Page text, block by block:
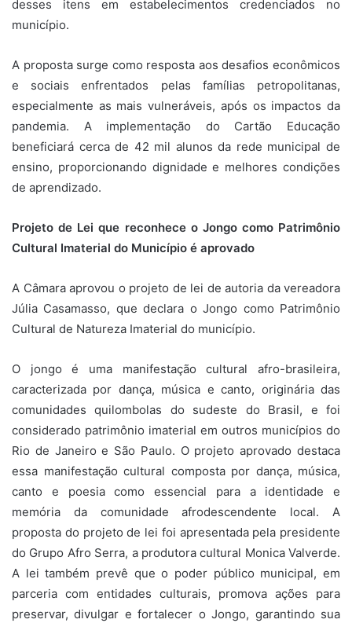
desses itens em estabelecimentos credenciados no
município.
A proposta surge como resposta aos desafios econômicos
e sociais enfrentados pelas famílias petropolitanas,
especialmente as mais vulneráveis, após os impactos da
pandemia. A implementação do Cartão Educação
beneficiará cerca de 42 mil alunos da rede municipal de
ensino, proporcionando dignidade e melhores condições
de aprendizado.
Projeto de Lei que reconhece o Jongo como Patrimônio
Cultural Imaterial do Município é aprovado
A Câmaraaprovou o projeto de lei de autoria da vereadora
Júlia Casamasso, que declara o Jongo como Patrimônio
Cultural de Natureza Imaterial do município.
O jongo é uma manifestação cultural afro-brasileira,
caracterizada por dança, música e canto, originária das
comunidades quilombolas do sudeste do Brasil, e foi
considerado patrimônio imaterial em outros municípios do
Rio de Janeiro e São Paulo. O projeto aprovado destaca
essa manifestação cultural composta por dança, música,
canto e poesia como essencial para a identidade e
memória da comunidade afrodescendente local. A
proposta do projeto de lei foi apresentada pela presidente
do Grupo Afro Serra, a produtora cultural Monica Valverde.
A lei também prevê que o poder público municipal, em
parceria com entidades culturais, promova ações para
preservar, divulgar e fortalecer o Jongo, garantindo sua